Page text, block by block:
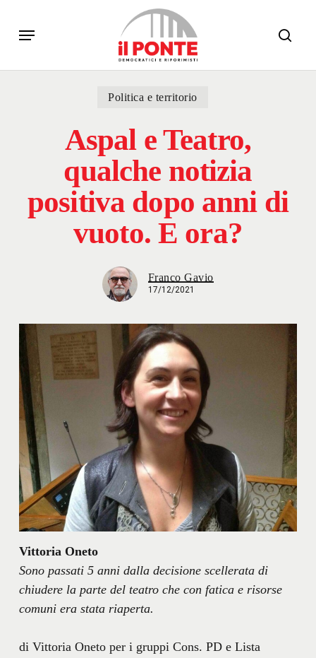
main
Menu
Politica e territorio
Aspal e Teatro,
qualche notizia
positiva dopo anni di
vuoto. E ora?
Franco Gavio
17/12/2021
Vittoria Oneto
Sono passati 5 anni dalla decisione scellerata di
chiudere la parte del teatro che con fatica e risorse
comuni era stata riaperta.
di Vittoria Oneto per i gruppi Cons. PD e Lista